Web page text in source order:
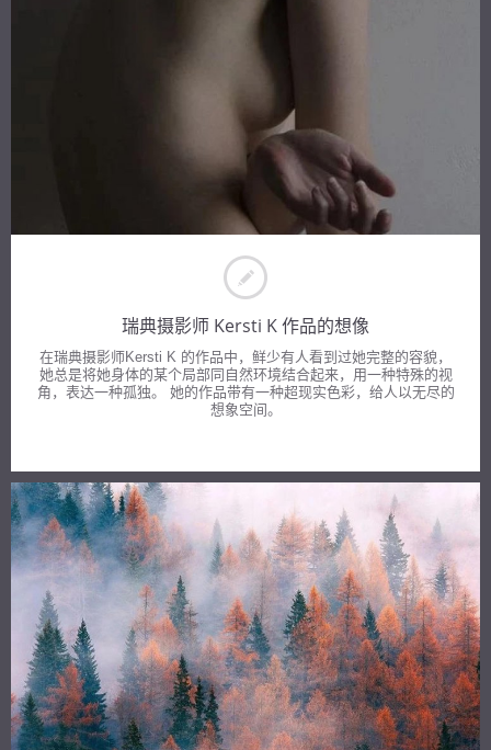
瑞典摄影师 Kersti K 作品的想像
在瑞典摄影师Kersti K 的作品中，鲜少有人看到过她完整的容貌，
她总是将她身体的某个局部同自然环境结合起来，用一种特殊的视
角，表达一种孤独。 她的作品带有一种超现实色彩，给人以无尽的
想象空间。